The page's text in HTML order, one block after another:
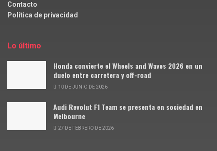
Contacto
Política de privacidad
Lo último
Honda convierte el Wheels and Waves 2026 en un
duelo entre carretera y off-road
10 DE JUNIO DE 2026
Audi Revolut F1 Team se presenta en sociedad en
Melbourne
27 DE FEBRERO DE 2026